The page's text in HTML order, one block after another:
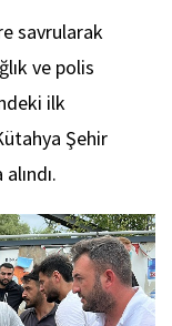
savrularak
ve polis
ilk
Şehir